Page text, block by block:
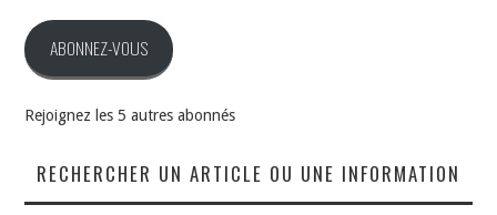
ABONNEZ-VOUS
Rejoignez les 5 autres abonnés
RECHERCHER UN ARTICLE OU UNE INFORMATION